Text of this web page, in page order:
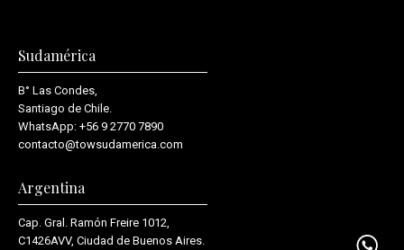
Sudamérica
B° Las Condes,
Santiago de Chile.
WhatsApp: +56 9 2770 7890
contacto@towsudamerica.com
Argentina
Cap. Gral. Ramón Freire 1012,
C1426AVV, Ciudad de Buenos Aires.